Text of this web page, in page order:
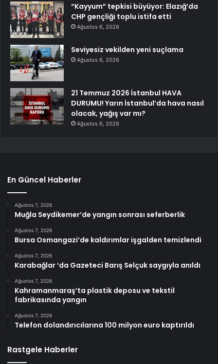
“Kayyum” tepkisi büyüyor: Elazığ’da
CHP gençliği toplu istifa etti
Ağustos 6, 2026
Seviyesiz vekilden yeni suçlama
Ağustos 6, 2026
21 Temmuz 2026 İstanbul HAVA
DURUMU! Yarın İstanbul’da hava nasıl
olacak, yağış var mı?
Ağustos 6, 2026
En Güncel Haberler
Ağustos 7, 2026
Muğla Seydikemer’de yangın sonrası seferberlik
Ağustos 7, 2026
Bursa Osmangazi’de kaldırımlar işgalden temizlendi
Ağustos 7, 2026
Karabağlar ‘da Gazeteci Barış Selçuk saygıyla anıldı
Ağustos 7, 2026
Kahramanmaraş’ta plastik deposu ve tekstil
fabrikasında yangın
Ağustos 7, 2026
Telefon dolandırıcılarına 100 milyon euro kaptırıldı
Rastgele Haberler